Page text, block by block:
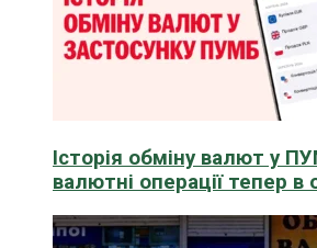
Історія обміну валют у
валютні операції тепер в